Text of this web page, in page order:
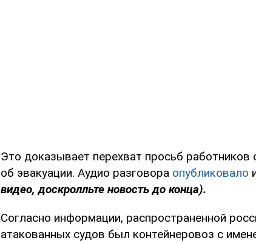
Это доказывает перехват просьб работников
об эвакуации. Аудио разговора опубликовало
видео, доскролльте новость до конца).
Согласно информации, распространенной
атакованных судов был контейнеровоз с